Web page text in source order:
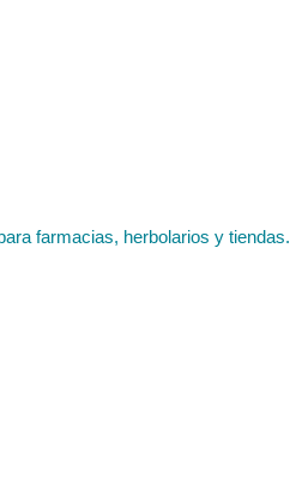
farmacias, herbolarios y tiendas.